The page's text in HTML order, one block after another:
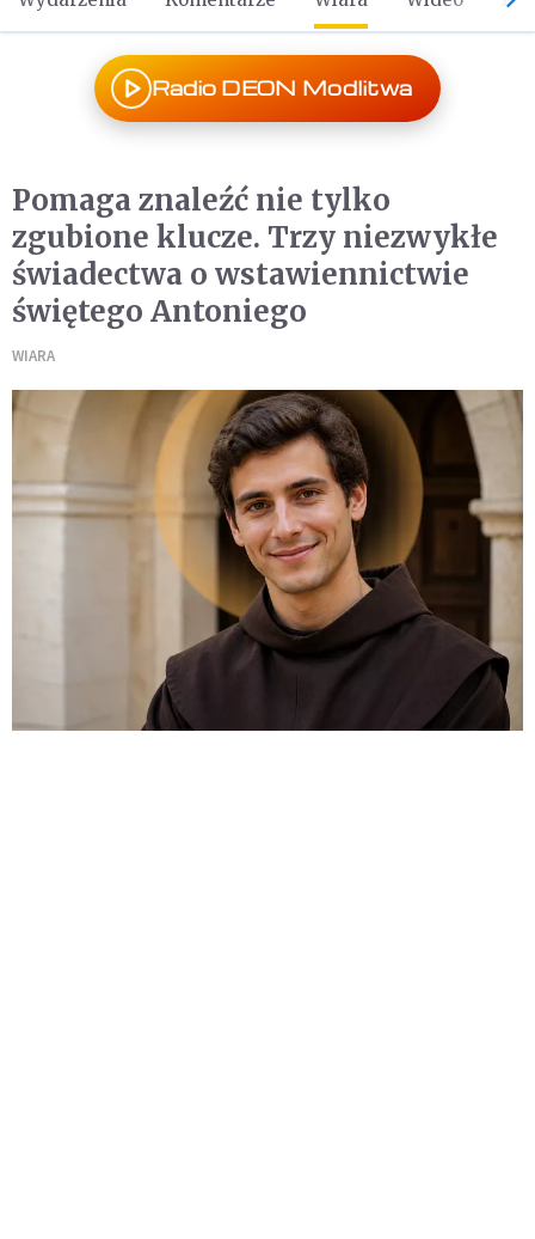
Radio DEON Modlitwa
Pomaga znaleźć nie tylko
zgubione klucze. Trzy niezwykłe
świadectwa o wstawiennictwie
świętego Antoniego
WIARA